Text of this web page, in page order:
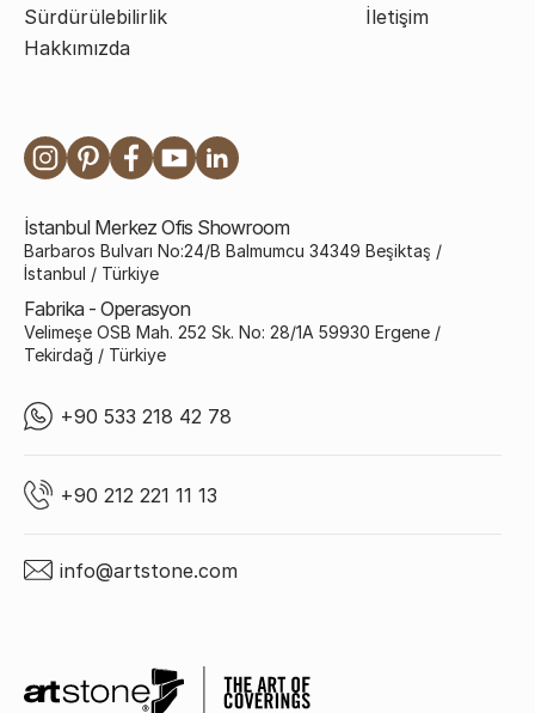
Sürdürülebilirlik
Hakkımızda
İletişim
İstanbul Merkez Ofis Showroom
Barbaros Bulvarı No:24/B Balmumcu 34349 Beşiktaş /
İstanbul / Türkiye
Fabrika - Operasyon
Velimeşe OSB Mah. 252 Sk. No: 28/1A 59930 Ergene /
Tekirdağ / Türkiye
+90 533 218 42 78
+90 212 221 11 13
info@artstone.com